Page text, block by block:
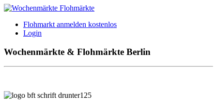
Flohmarkt anmelden kostenlos
Login
Wochenmärkte & Flohmärkte Berlin